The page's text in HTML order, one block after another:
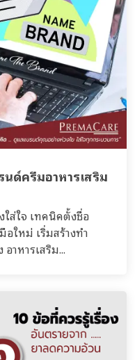
ด์ครีมอาหารเสริม
ส่ใจ เทคนิคตั้งชื่อ
ใหม่ เริ่มสร้างทำ
าหารเสริม...